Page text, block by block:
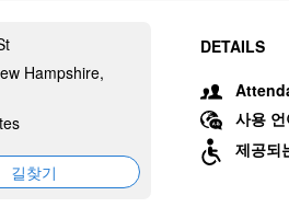
Hampshire,
길찾기
DETAILS
사용
제공되